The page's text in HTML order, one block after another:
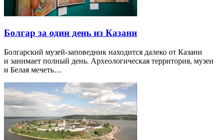
Болгар за один день из Казани
Болгарский музей-заповедник находится далеко от Казани
и занимает полный день. Археологическая территория, музеи
и Белая мечеть…